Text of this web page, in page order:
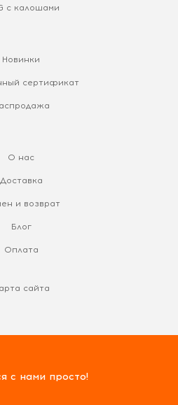
с калошами
Новинки
сертификат
О нас
Доставка
и возврат
Блог
Оплата
сайта
с нами просто!